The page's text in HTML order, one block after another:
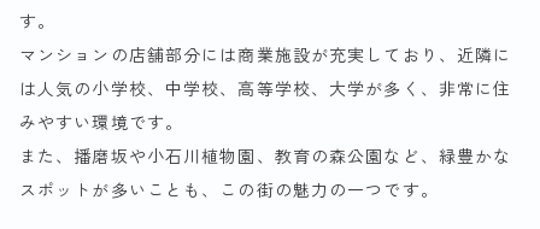
す。
マンションの店舗部分には商業施設が充実しており、近隣に
は人気の小学校、中学校、高等学校、大学が多く、非常に住
みやすい環境です。
また、播磨坂や小石川植物園、教育の森公園など、緑豊かな
スポットが多いことも、この街の魅力の一つです。